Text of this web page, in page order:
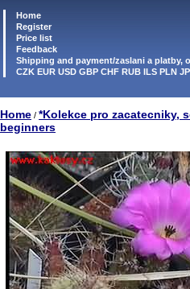
Home
Register
Price list
Feedback
Shipping and payment/zaslani a platby,
CZK EUR USD GBP CHF RUB ILS PLN
Home / *Kolekce pro zacatecniky,
beginners